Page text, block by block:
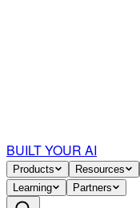
BUILT YOUR AI
Products Resources
Learning
Partners